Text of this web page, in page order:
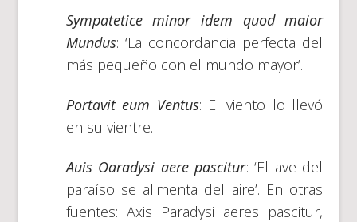
Sympatetice minor idem quod maior
Mundus: ‘La concordancia perfecta del
más pequeño con el mundo mayor’.
Portavit eum Ventus: El viento lo llevó
en su vientre.
Auis Oaradysi aere pascitur: ‘El ave del
paraíso se alimenta del aire’. En otras
fuentes: Axis Paradysi aeres pascitur,